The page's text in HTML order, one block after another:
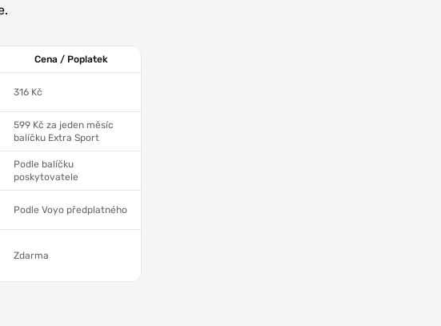
Cena / Poplatek
316 Kč
599 Kč za jeden měsíc
balíčku Extra Sport
Podle balíčku
poskytovatele
Podle Voyo předplatného
Zdarma